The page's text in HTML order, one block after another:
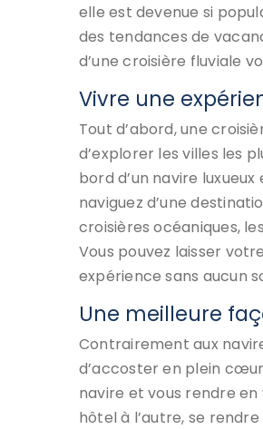
elle est devenue si
des tendances de
d’une croisière fluviale
Vivre une
Tout d’abord, une
d’explorer les villes les
bord d’un navire
naviguez d’une
croisières océaniques,
Vous pouvez laisser
expérience sans aucun
Une meilleure
Contrairement aux
d’accoster en plein
navire et vous rendre en
hôtel à l’autre, se